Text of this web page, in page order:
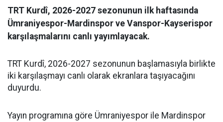
TRT Kurdî, 2026-2027 sezonunun ilk haftasında
Ümraniyespor-Mardinspor ve Vanspor-Kayserispor
karşılaşmalarını canlı yayımlayacak.
TRT Kurdî, 2026-2027 sezonunun başlamasıyla birlikte
iki karşılaşmayı canlı olarak ekranlara taşıyacağını
duyurdu.
Yayın programına göre Ümraniyespor ile Mardinspor